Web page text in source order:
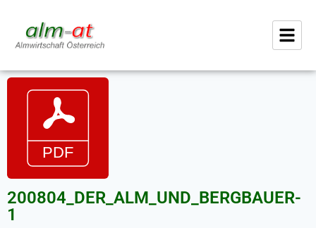
200804_DER_ALM_UND_BERGBAUER-
1